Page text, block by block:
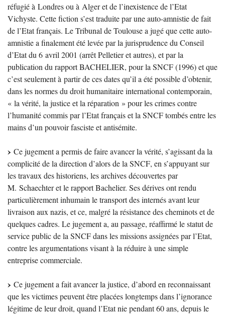
réfugié à Londres ou à Alger et de l’inexistence de l’Etat
Vichyste. Cette fiction s’est traduite par une auto-amnistie de fait
de l’Etat français. Le Tribunal de Toulouse a jugé que cette auto-
amnistie a finalement été levée par la jurisprudence du Conseil
d’Etat du 6 avril 2001 (arrêt Pelletier et autres), et par la
publication du rapportBACHELIER, pour la SNCF(1996) et que
c’est seulement à partir de ces dates qu’il a été possible d’obtenir,
dans les normes du droit humanitaire international contemporain,
« la vérité, la justice et la réparation » pour les crimes contre
l’humanité commis par l’Etat français et la SNCFtombés entre les
mains d’un pouvoir fasciste et antisémite.
Ce jugement a permis de faire avancer la vérité, s’agissant da la
complicité de la direction d’alors de la SNCF, en s’appuyant sur
les travaux des historiens, les archives découvertes par
M. Schaechter et le rapport Bachelier. Ses dérives ont rendu
particulièrement inhumain le transport des internés avant leur
livraison aux nazis, et ce, malgré la résistance des cheminots et de
quelques cadres. Le jugement a, au passage, réaffirmé le statut de
service public de la SNCFdans les missions assignées par l’Etat,
contre les argumentations visant à la réduire à une simple
entreprise commerciale.
Ce jugement a fait avancer la justice, d’abord en reconnaissant
que les victimes peuvent être placées longtemps dans l’ignorance
légitime de leur droit, quand l’Etat nie pendant 60 ans, depuis le